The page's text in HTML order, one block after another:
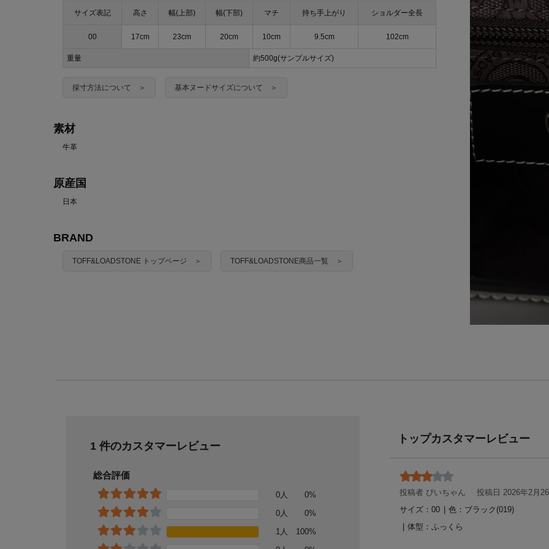
サイズ表記 高さ 幅(上部) 幅(下部) マチ 持ち手上がり ショルダー全長
00 17cm 23cm 20cm 10cm 9.5cm 102cm
重量 約500g(サンプルサイズ)
採寸方法について ＞ 基本ヌードサイズについて ＞
素材
牛革
原産国
日本
BRAND
TOFF&LOADSTONE トップページ ＞ TOFF&LOADSTONE商品一覧 ＞
1 件のカスタマーレビュー
総合評価
0人
0%
0人
0%
1人
100%
トップカスタマーレビュー
投稿者 ぴいちゃん
投稿日 2026年2月
サイズ：00 | 色：ブラック(019)
体型： ふっくら